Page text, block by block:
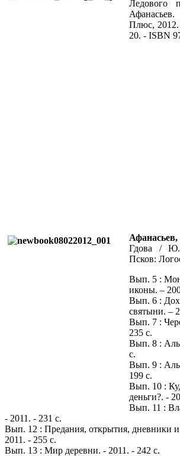
Плюс, 2012.
20. - ISBN
Гдова /
Псков:
Вып. 5 :
иконы. –
Вып. 6 :
святыни. –
Вып. 7 :
235 с.
Вып. 8 :
с.
Вып. 9 :
199 с.
Вып. 10 :
деньги?. -
Вып. 11 :
- 2011. - 231 с.
Вып. 12 : Предания, открытия, дневники
2011. - 255 с.
Вып. 13 : Мир деревни. - 2011. - 242 с.